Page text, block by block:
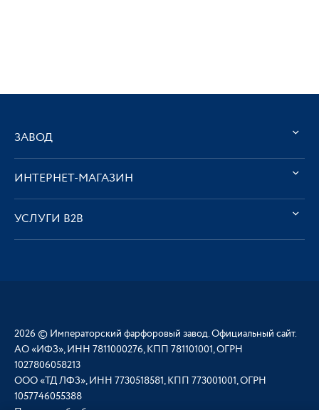
ЗАВОД
ИНТЕРНЕТ-МАГАЗИН
УСЛУГИ В2В
2026 © Императорский фарфоровый завод. Официальный сайт.
АО «ИФЗ», ИНН 7811000276, КПП 781101001, ОГРН
1027806058213
ООО «ТД ЛФЗ», ИНН 7730518581, КПП 773001001, ОГРН
1057746055388